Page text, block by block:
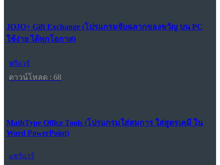
JOJO+ Gift Exchange (โปรแกรมจับฉลากของขวัญ บน PC
ใช้ง่าย ได้ทุกโอกาส)
ฟรีแวร์
ดาวน์โหลด : 68
MathType Office Tools (โปรแกรมใส่สมการ ใส่สูตรเคมี ใน
Word PowerPoint)
แชร์แวร์